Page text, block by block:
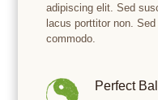
adipiscing elit. Sed
lacus porttitor non.
commodo.
Perfect